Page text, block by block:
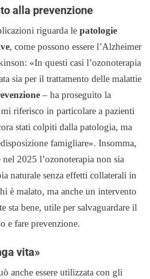
alla prevenzione
riguarda le patologie
, come possono essere l’Alzheimer
«In questi casi l’ozonoterapia
sia per il trattamento delle malattie
– ha proseguito la
riferisco in particolare a pazienti
stati colpiti dalla patologia, ma
famigliare». Insomma,
nel 2025 l’ozonoterapia non sia
naturale senza effetti collaterali in
è malato, ma anche un intervento
sta bene, utile per salvaguardare il
e fare prevenzione.
vita»
anche essere utilizzata con gli